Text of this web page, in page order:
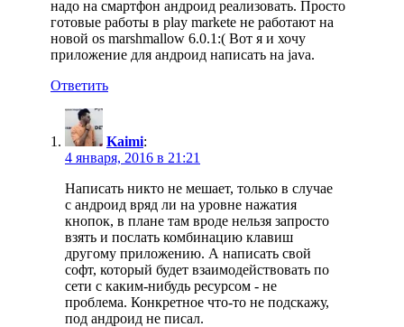
надо на смартфон андроид реализовать. Просто
готовые работы в play markete не работают на
новой os marshmallow 6.0.1:( Вот я и хочу
приложение для андроид написать на java.
Ответить
Kaimi:
4 января, 2016 в 21:21
Написать никто не мешает, только в случае
с андроид вряд ли на уровне нажатия
кнопок, в плане там вроде нельзя запросто
взять и послать комбинацию клавиш
другому приложению. А написать свой
софт, который будет взаимодействовать по
сети с каким-нибудь ресурсом - не
проблема. Конкретное что-то не подскажу,
под андроид не писал.